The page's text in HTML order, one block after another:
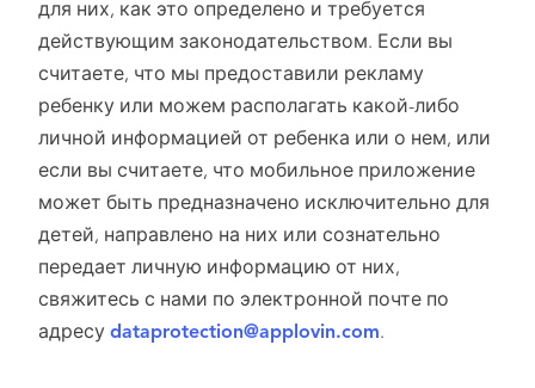
для них, как это определено и требуется
действующим законодательством. Если вы
считаете, что мы предоставили рекламу
ребенку или можем располагать какой-либо
личной информацией от ребенка или о нем, или
если вы считаете, что мобильное приложение
может быть предназначено исключительно для
детей, направлено на них или сознательно
передает личную информацию от них,
свяжитесь с нами по электронной почте по
адресу dataprotection@applovin.com.